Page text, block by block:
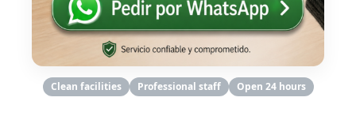
Clean facilities Professional staff Open 24 hours